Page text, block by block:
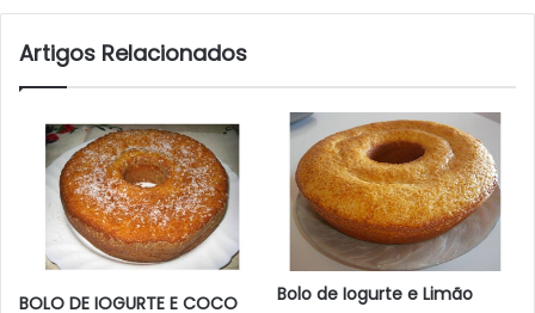
Artigos Relacionados
BOLO DE IOGURTE E COCO Bolo de Iogurte e Limão